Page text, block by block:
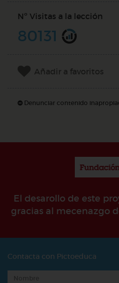
Nº Visitas a la lección
80131
Añadir a favoritos
Denunciar contenido
El desarollo de este
gracias al mecenazgo
Contacta con Pictoeduca